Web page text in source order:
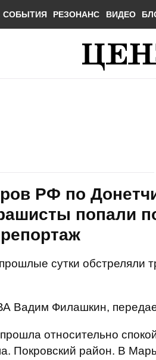
СОБЫТИЯ РЕЗОНАНС ВИДЕО
РФ по
попали
сутки обстреляли
Вадим Филашкин,
относительно
Покровский район. В